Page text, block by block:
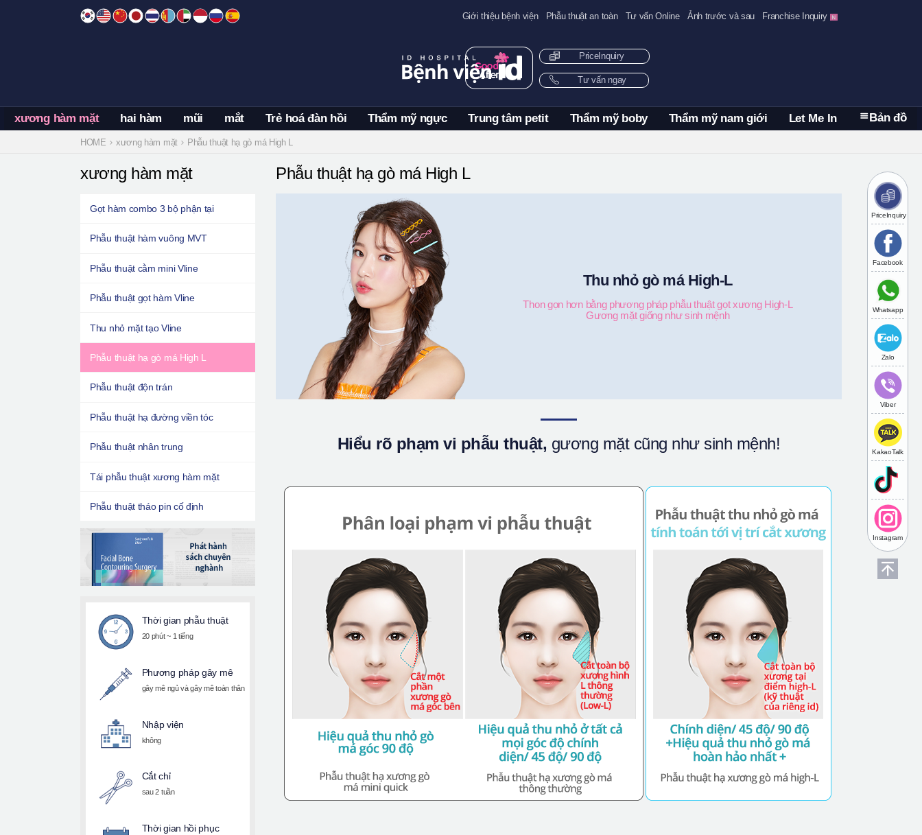
Giới thiệu bệnh viện Phẫu thuật an toàn Tư vấn Online Ảnh trước và sau Franchise Inquiry
xương hàm mặt hai hàm mũi mắt Trẻ hoá đàn hồi Thẩm mỹ ngực Trung tâm petit Thẩm mỹ boby Thẩm mỹ nam giới Let Me In Bản đồ
PriceInquiry
Tư vấn ngay
PriceInquiry
Facebook
Whatsapp
Zalo
Viber
KakaoTalk
Instagram
HOME xương hàm mặt Phẫu thuật hạ gò má High L
Phẫu thuật hạ gò má High L
Thu nhỏ gò má High-L
Thon gọn hơn bằng phương pháp phẫu thuật gọt xương High-L
Gương mặt giống như sinh mệnh
Hiểu rõ phạm vi phẫu thuật, gương mặt cũng như sinh mệnh!
xương hàm mặt
Gọt hàm combo 3 bộ phận tại
Phẫu thuật hàm vuông MVT
Phẫu thuật cằm mini Vline
Phẫu thuật gọt hàm Vline
Thu nhỏ mặt tạo Vline
Phẫu thuật hạ gò má High L
Phẫu thuật độn trán
Phẫu thuật hạ đường viền tóc
Phẫu thuật nhân trung
Tái phẫu thuật xương hàm mặt
Phẫu thuật tháo pin cố định
Thời gian phẫu thuật
20 phút ~ 1 tiếng
Phương pháp gây mê
gây mê ngủ và gây mê toàn thân
Nhập viện
không
Cắt chỉ
sau 2 tuần
Thời gian hồi phục